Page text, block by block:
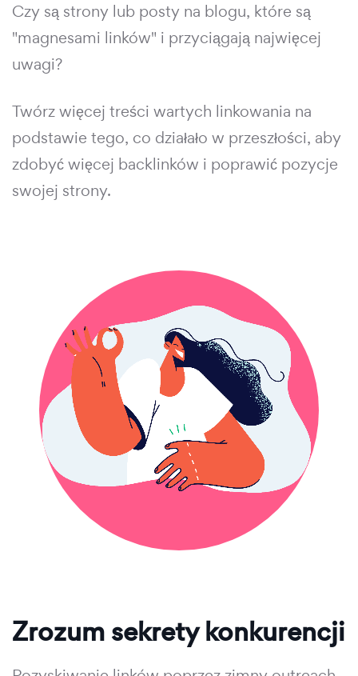
Czy są strony lub posty na blogu, które są
"magnesami linków" i przyciągają najwięcej
uwagi?
Twórz więcej treści wartych linkowania na
podstawie tego, co działało w przeszłości, aby
zdobyć więcej backlinków i poprawić pozycje
swojej strony.
Zrozum sekrety konkurencji